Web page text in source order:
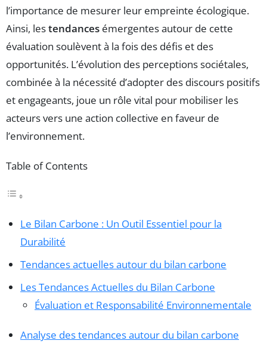
l’importance de mesurer leur empreinte écologique.
Ainsi, lestendances émergentes autour de cette
évaluation soulèvent à la fois des défis et des
opportunités. L’évolution des perceptions sociétales,
combinée à la nécessité d’adopter des discours positifs
et engageants, joue un rôle vital pour mobiliser les
acteurs vers une action collective en faveur de
l’environnement.
Table of Contents
Le Bilan Carbone : Un Outil Essentiel pour la
Durabilité
Tendances actuelles autour du bilan carbone
Les Tendances Actuelles du Bilan Carbone
Évaluation et Responsabilité Environnementale
Analyse des tendances autour du bilan carbone